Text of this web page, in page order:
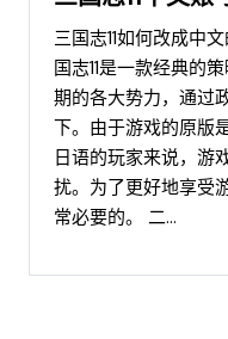
三国志11如何改成中
国志11是一款经典的
期的各大势力，通过
下。由于游戏的原版
日语的玩家来说，游
扰。为了更好地享受
常必要的。 二...